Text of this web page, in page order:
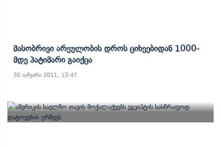
Მასობრივი Არეულობის Დროს Ციხეებიდან 1000-
Მდე Პატიმარი Გაიქცა
30 იანვარი 2011, 13:47